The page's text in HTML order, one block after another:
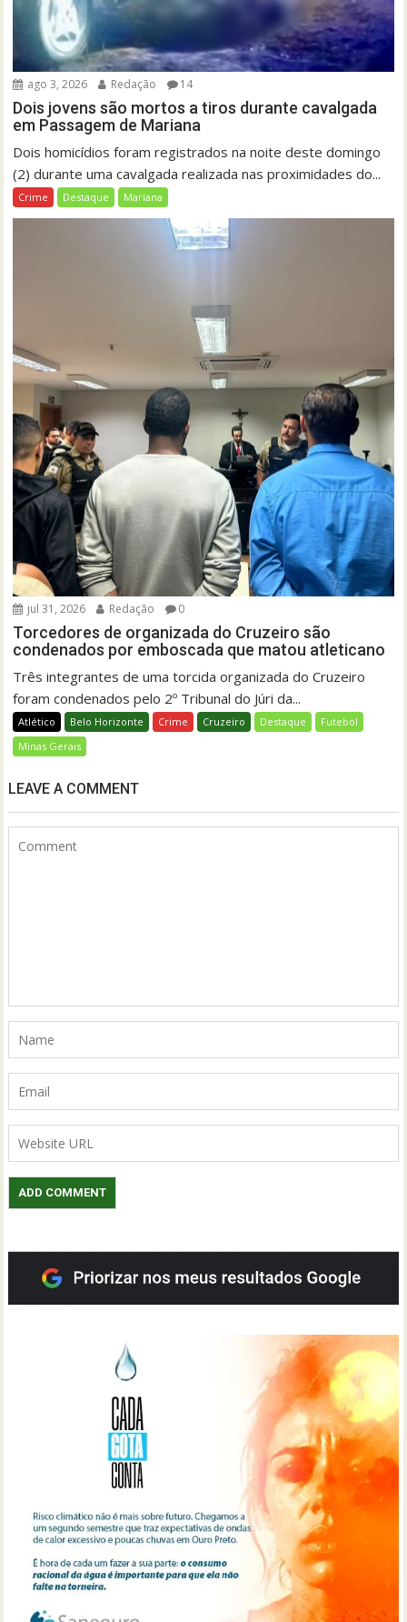
ago 3, 2026 Redação 14
Dois jovens são mortos a tiros durante cavalgada
em Passagem de Mariana
Dois homicídios foram registrados na noite deste domingo
(2) durante uma cavalgada realizada nas proximidades do...
Crime Destaque Mariana
jul 31, 2026 Redação 0
Torcedores de organizada do Cruzeiro são
condenados por emboscada que matou atleticano
Três integrantes de uma torcida organizada do Cruzeiro
foram condenados pelo 2º Tribunal do Júri da...
Atlético Belo Horizonte Crime Cruzeiro Destaque
Futebol
Minas Gerais
LEAVE A COMMENT